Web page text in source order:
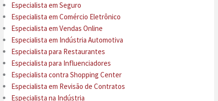
Especialista em Seguro
Especialista em Comércio Eletrônico
Especialista em Vendas Online
Especialista em Indústria Automotiva
Especialista para Restaurantes
Especialista para Influenciadores
Especialista contra Shopping Center
Especialista em Revisão de Contratos
Especialista na Indústria